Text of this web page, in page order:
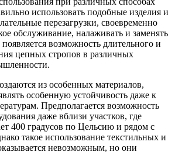
использовать подобные изделия и
перезагрузки, своевременно
обслуживание, налаживать и заменять
возможность длительного и
цепных стропов в различных
из особенных материалов,
особенную устойчивость даже к
Предполагается возможность
даже вблизи участков, где
400 градусов по Цельсию и рядом с
такое использование текстильных и
невозможным, но они